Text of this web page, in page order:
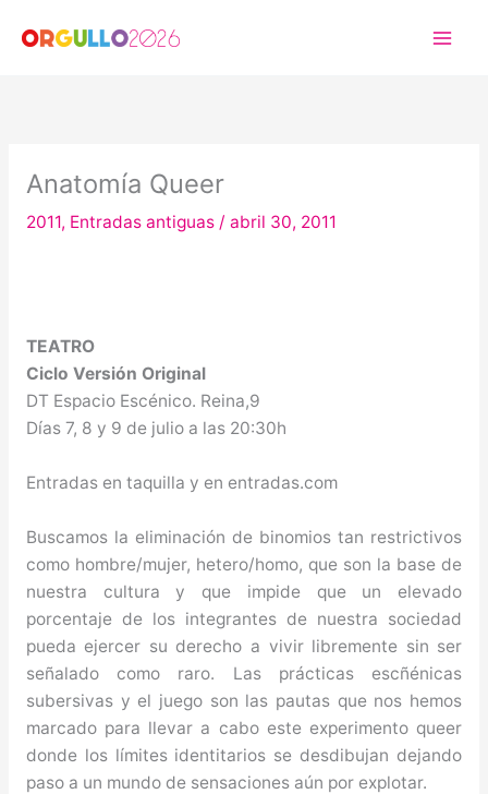
Anatomía Queer
2011, Entradas antiguas/ abril 30, 2011
TEATRO
Ciclo Versión Original
DT Espacio Escénico. Reina,9
Días 7, 8 y 9 de julio a las 20:30h
Entradas en taquilla y en entradas.com
Buscamos la eliminación de binomios tan restrictivos
como hombre/mujer, hetero/homo, que son la base de
nuestra cultura y que impide que un elevado
porcentaje de los integrantes de nuestra sociedad
pueda ejercer su derecho a vivir libremente sin ser
señalado como raro. Las prácticas escñénicas
subersivas y el juego son las pautas que nos hemos
marcado para llevar a cabo este experimento queer
donde los límites identitarios se desdibujan dejando
paso a un mundo de sensaciones aún por explotar.